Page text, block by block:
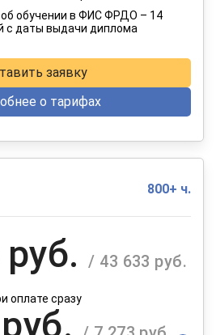
на 12 месяцев
обучении в ФИС ФРДО – 14
с даты выдачи диплома
заявку
о тарифах
800+ ч.
/ 43 633 руб.
оплате сразу